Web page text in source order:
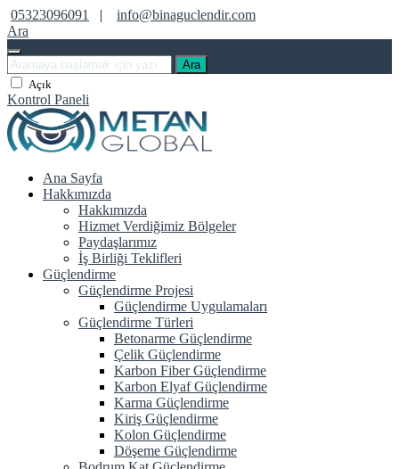
05323096091 |
info@binaguclendir.com
Ara
Ara
Açık
Kontrol Paneli
Ana Sayfa
Hakkımızda
Hakkımızda
Hizmet Verdiğimiz Bölgeler
Paydaşlarımız
İş Birliği Teklifleri
Güçlendirme
Güçlendirme Projesi
Güçlendirme Uygulamaları
Güçlendirme Türleri
Betonarme Güçlendirme
Çelik Güçlendirme
Karbon Fiber Güçlendirme
Karbon Elyaf Güçlendirme
Karma Güçlendirme
Kiriş Güçlendirme
Kolon Güçlendirme
Döşeme Güçlendirme